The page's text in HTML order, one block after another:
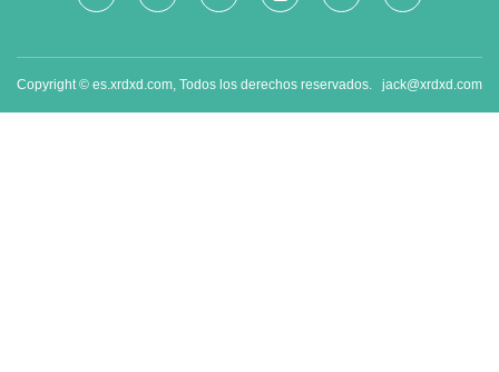
Copyright © es.xrdxd.com, Todos los derechos reservados. jack@xrdxd.com